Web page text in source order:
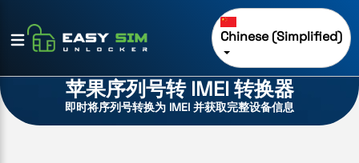
Chinese (Simplified)
苹果序列号转 IMEI 转换器
即时将序列号转换为 IMEI 并获取完整设备信息